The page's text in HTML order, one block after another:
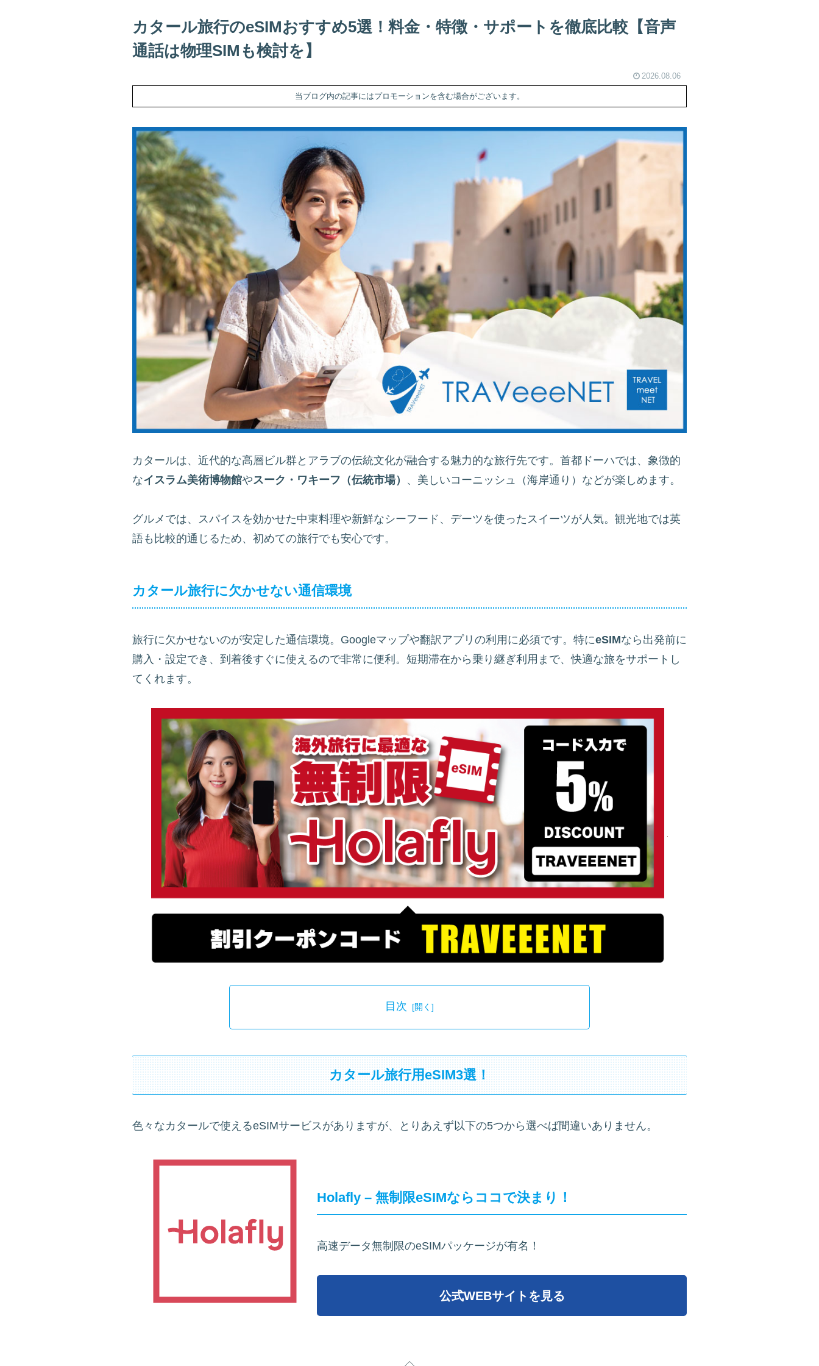
カタール旅行のeSIMおすすめ5選！料金・特徴・サポートを徹底比較【音声
通話は物理SIMも検討を】
2026.08.06
当ブログ内の記事にはプロモーションを含む場合がございます。
カタールは、近代的な高層ビル群とアラブの伝統文化が融合する魅力的な旅行先です。首都ドーハでは、象徴的
なイスラム美術博物館やスーク・ワキーフ（伝統市場） 、美しいコーニッシュ（海岸通り）などが楽しめます。
グルメでは、スパイスを効かせた中東料理や新鮮なシーフード、デーツを使ったスイーツが人気。観光地では英
語も比較的通じるため、初めての旅行でも安心です。
カタール旅行に欠かせない通信環境
旅行に欠かせないのが安定した通信環境。Googleマップや翻訳アプリの利用に必須です。特にeSIMなら出発前に
購入・設定でき、到着後すぐに使えるので非常に便利。短期滞在から乗り継ぎ利用まで、快適な旅をサポートし
てくれます。
目次
カタール旅行用eSIM3選！
色々なカタールで使えるeSIMサービスがありますが、とりあえず以下の5つから選べば間違いありません。
Holafly – 無制限eSIMならココで決まり！
高速データ無制限のeSIMパッケージが有名！
公式WEBサイトを見る